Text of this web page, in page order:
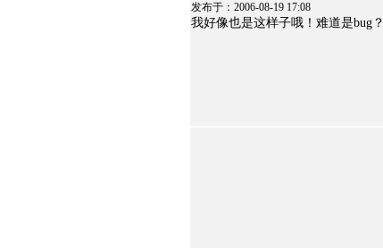
发布于：2006-08-19 17:08
我好像也是这样子哦！难道是bug？